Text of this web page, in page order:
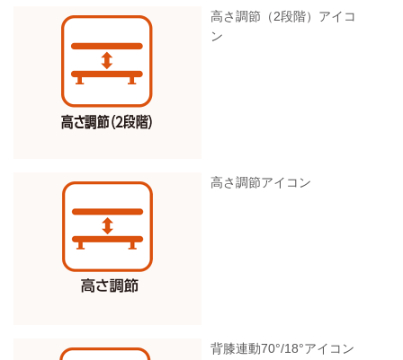
高さ調節（2段階）アイコ
ン
高さ調節アイコン
背膝連動70°/18°アイコン